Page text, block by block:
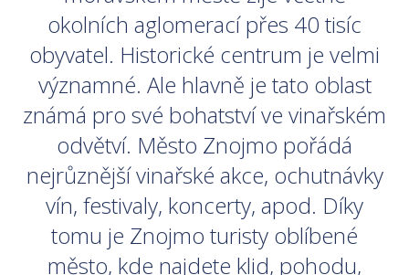
okolních aglomerací přes 40 tisíc
obyvatel. Historické centrum je velmi
významné. Ale hlavně je tato oblast
známá pro své bohatství ve vinařském
odvětví. Město Znojmo pořádá
nejrůznější vinařské akce, ochutnávky
vín, festivaly, koncerty, apod. Díky
tomu je Znojmo turisty oblíbené
město, kde najdete klid, pohodu,